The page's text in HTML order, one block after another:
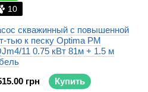
10
скважинный с повышенной
тью к песку Optima PM
11 0.75 кВт 81м + 1.5 м
грн
Купить